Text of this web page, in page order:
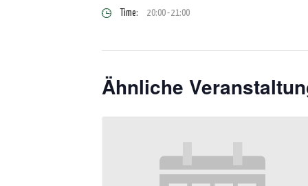
Time: 20:00 - 21:00
Ähnliche